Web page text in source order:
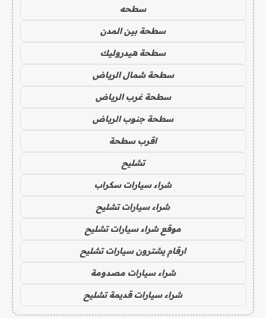
سطحه
سطحة بين المدن
سطحة هيدروليك
سطحة شمال الرياض
سطحة غرب الرياض
سطحة جنوب الرياض
اقرب سطحة
تشليح
شراء سيارات سكراب
شراء سيارات تشليح
موقع شراء سيارات تشليح
ارقام يشترون سيارات تشليح
شراء سيارات مصدومة
شراء سيارات قديمة تشليح